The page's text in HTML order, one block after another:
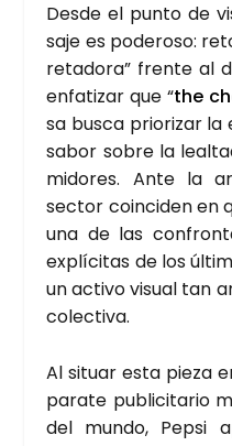
Des­de el pun­to de
sa­je es pode­ro­so:
reta­do­ra” fren­te al
enfa­ti­zar que “the
sa bus­ca prio­ri­zar la
sabor sobre la
mi­do­res. Ante la
sec­tor coin­ci­den en
una de las
explí­ci­tas de los
un acti­vo visual tan
colec­ti­va.
Al situar esta pie­za
pa­ra­te publi­ci­ta­rio
del mun­do, Pep­si